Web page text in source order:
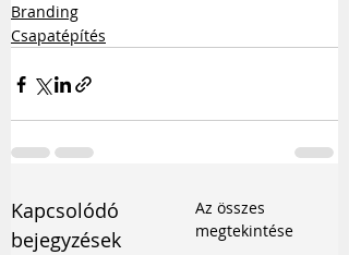
Branding
Csapatépítés
Kapcsolódó
bejegyzések
Az összes
megtekintése